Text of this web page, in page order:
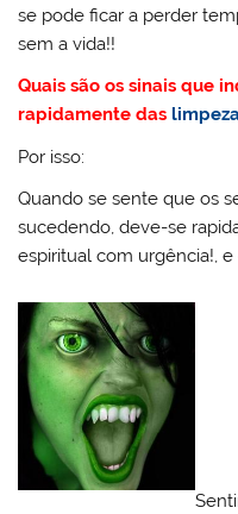
se pode ficar a perder
sem a vida!!
Quais são os sinais que
rapidamente das
Por isso:
Quando se sente que os
sucedendo, deve-se
espiritual com urgência!, e